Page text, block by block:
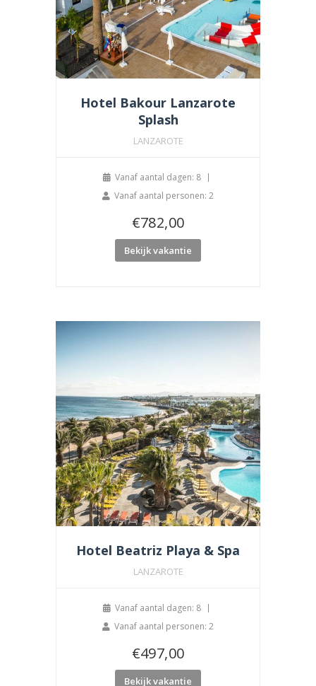
Hotel Bakour Lanzarote
Splash
LANZAROTE
Vanaf aantal dagen: 8
Vanaf aantal personen: 2
€782,00
Bekijk vakantie
Hotel Beatriz Playa & Spa
LANZAROTE
Vanaf aantal dagen: 8
Vanaf aantal personen: 2
€497,00
Bekijk vakantie